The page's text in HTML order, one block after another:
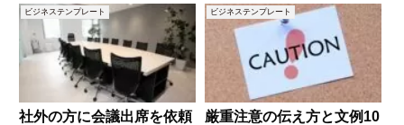
学校のリズムが整い始める一方
で、体調管理や生活習慣の見直し
が大切になるタイミングでもあり
ます。この日は、日常に密着した
べきか悩むこともあるでしょう。
この記事では、契約解除を申し入
れる際に使えるメールの文例を
10個ご紹介します。円滑な解決
ビジネステンプレート
社外の方に会議出席を依頼
ビジネステンプレート
厳重注意の伝え方と文例10